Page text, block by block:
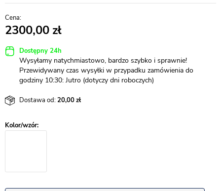
2300,00
Dostępny 24h
Wysyłamy natychmiastowo, bardzo szybko i sprawnie!
Przewidywany czas wysyłki w przypadku zamówienia do
godziny 10:30: Jutro (dotyczy dni roboczych)
Dostawa od:20,00